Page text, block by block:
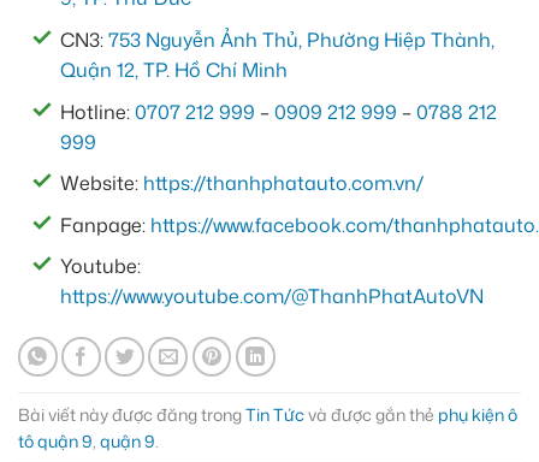
CN3:753 Nguyễn Ảnh Thủ, Phường Hiệp Thành,
Quận 12, TP. Hồ Chí Minh
Hotline:0707 212 999 –0909 212 999 –0788 212
999
Website: https://thanhphatauto.com.vn/
Fanpage: https://www.facebook.com/
Youtube:
https://www.youtube.com/@ThanhPhatAutoVN
Bài viết này được đăng trongTin Tứcvà được gắn thẻ phụ kiện ô
tô quận 9, quận 9.